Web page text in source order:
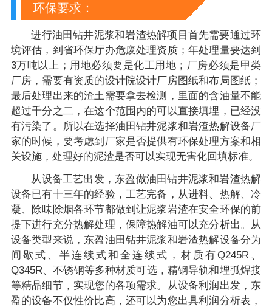
环保要求：
进行油田钻井泥浆和岩渣热解项目首先需要通过环
境评估，到省环保厅办危废处理资质；年处理量要达到
3万吨以上；用地必须要是化工用地；厂房必须是甲类
厂房，需要有资质的设计院设计厂房图纸和布局图纸；
最后处理出来的渣土需要拿去检测，里面的含油量不能
超过千分之二，在这个范围内的可以直接填埋，已经没
有污染了。所以在选择油田钻井泥浆和岩渣热解设备厂
家的时候，要考虑到厂家是否提供有环保处理方案和相
关设施，处理好的泥渣是否可以实现无害化回填标准。
从设备工艺出发，东盈做油田钻井泥浆和岩渣热解
设备已有十三年的经验，工艺完备，从进料、热解、冷
凝、除味除烟各环节都做到让泥浆岩渣在安全环保的前
提下进行充分热解处理，保障热解油可以充分析出。从
设备类型来说，东盈油田钻井泥浆和岩渣热解设备分为
间歇式、半连续式和全连续式，材质有Q245R、
Q345R、不锈钢等多种材质可选，精钢导轨和埋弧焊接
等精品细节，实现您的各项需求。从设备利润出发，东
盈的设备不仅性价比高，还可以为您出具利润分析表，